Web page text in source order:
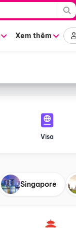
Xem thêm
Visa
Singapore